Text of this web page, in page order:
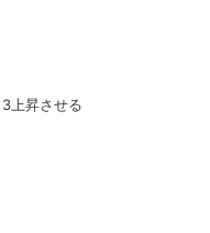
上昇させる